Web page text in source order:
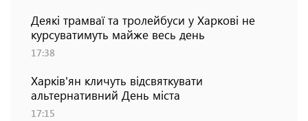
Деякі трамваї та тролейбуси у Харкові не
курсуватимуть майже весь день
17:38
Харків'ян кличуть відсвяткувати
альтернативний День міста
17:15